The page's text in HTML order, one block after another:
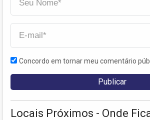
Concordo em tornar meu comentário
Locais Próximos - Onde